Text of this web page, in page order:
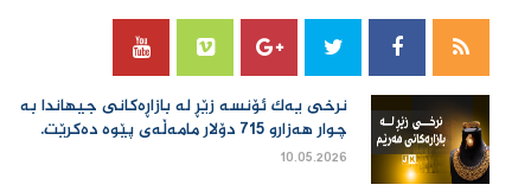
نرخی یەك ئۆنسە زێڕ لە بازاڕەكانی جیهاندا بە
چوار هەزارو 715 دۆلار مامەڵەی پێوە دەكرێت.
10.05.2026